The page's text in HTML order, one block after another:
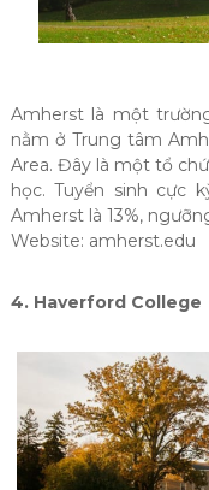
Amherst là một
nằm ở Trung tâm
Area. Đây là một tổ
học. Tuyển sinh cực
Amherst là 13%,
Website: amherst.edu
4. Haverford College